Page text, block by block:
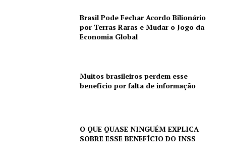
Brasil Pode Fechar Acordo Bilionário
por Terras Raras e Mudar o Jogo da
Economia Global
Muitos brasileiros perdem esse
benefício por falta de informação
O QUE QUASE NINGUÉM EXPLICA
SOBRE ESSE BENEFÍCIO DO INSS